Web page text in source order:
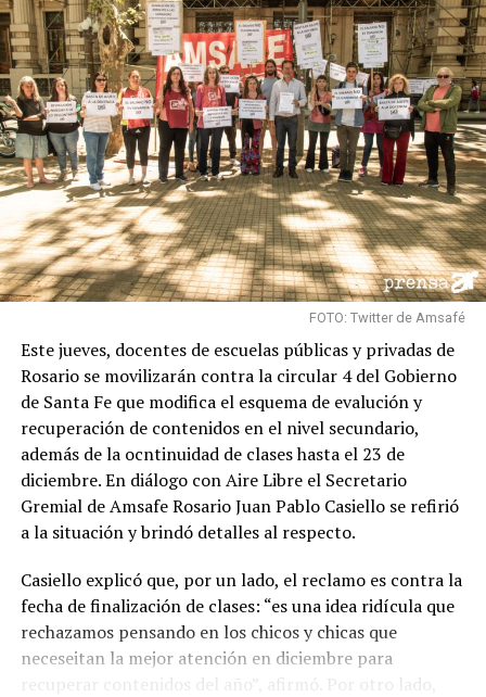
FOTO: Twitter de Amsafé
Este jueves, docentes de escuelas públicas y privadas de
Rosario se movilizarán contra la circular 4 del Gobierno
de Santa Fe que modifica el esquema de evalución y
recuperación de contenidos en el nivel secundario,
además de la ocntinuidad de clases hasta el 23 de
diciembre. En diálogo con Aire Libre el Secretario
Gremial de Amsafe Rosario Juan Pablo Casiello se refirió
a la situación y brindó detalles al respecto.
Casiello explicó que, por un lado, el reclamo es contra la
fecha de finalización de clases: “es una idea ridícula que
rechazamos pensando en los chicos y chicas que
neceseitan la mejor atención en diciembre para
recuperar contenidos del año”, afirmó. Por otro lado,